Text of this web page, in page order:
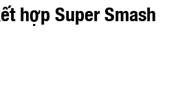
hợp Super Smash